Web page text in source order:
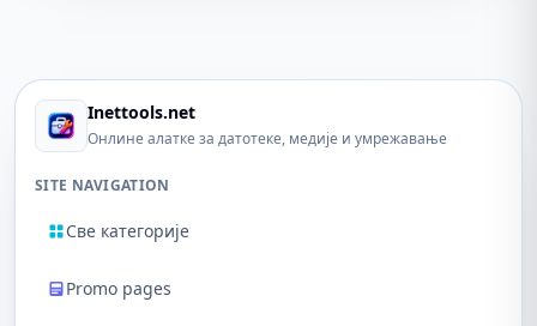
Inettools.net
Онлине алатке за датотеке, медије и умрежавање
SITE NAVIGATION
Све категорије
Promo pages